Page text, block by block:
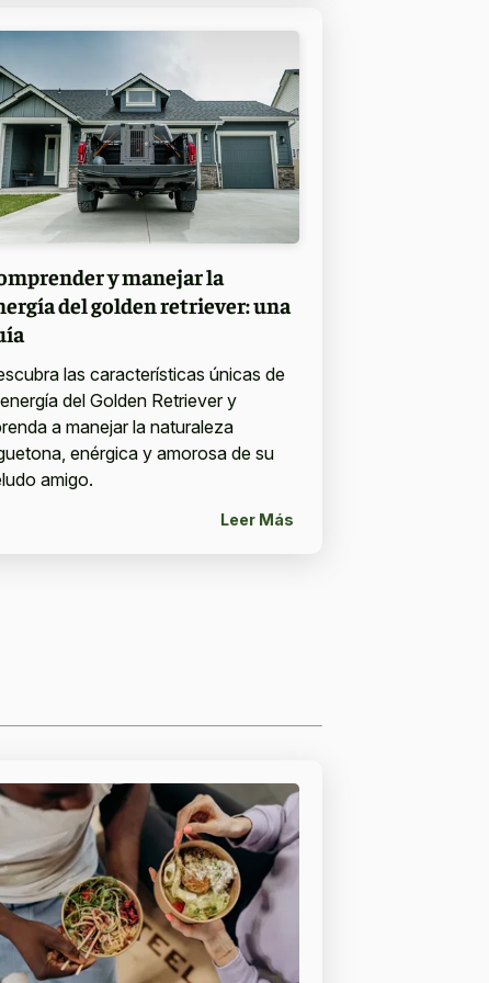
y manejar la
del golden retriever: una
las características únicas de
del Golden Retriever y
a manejar la naturaleza
enérgica y amorosa de su
amigo.
Leer Más